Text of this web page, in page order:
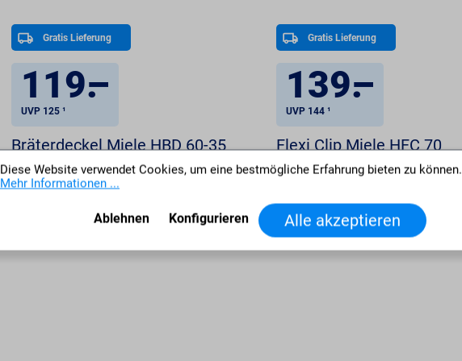
Gratis Lieferung
119.
–
UVP 125 ¹
Bräterdeckel Miele HBD 60-35
Gratis Lieferung
139.
–
UVP 144 ¹
Flexi Clip Miele HFC 70
Vollauszug
Diese Website verwendet Cookies, um eine bestmögliche Erfahrung bieten zu können.
Mehr Informationen ...
Ablehnen Konfigurieren Alle akzeptieren